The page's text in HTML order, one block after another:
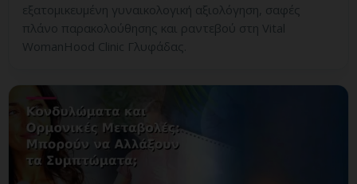
εξατομικευμένη γυναικολογική αξιολόγηση, σαφές
πλάνο παρακολούθησης και ραντεβού στη Vital
WomanHood Clinic Γλυφάδας.